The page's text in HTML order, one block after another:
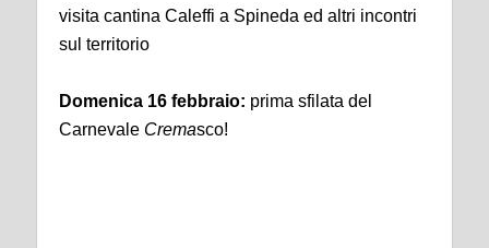
visita cantina Caleffi a Spineda ed altri incontri
sul territorio
Domenica 16 febbraio: prima sfilata del
Carnevale Cremasco!